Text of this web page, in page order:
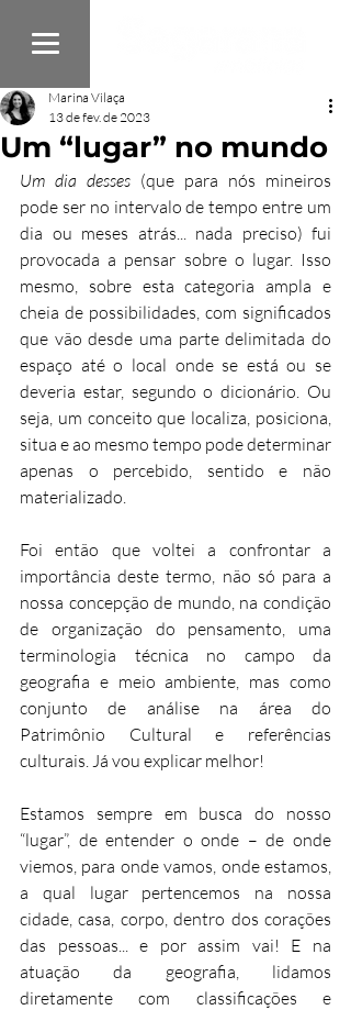
Um “lugar” no mundo
Marina Vilaça
13 de fev. de 2023
Um dia desses (que para nós mineiros
pode ser no intervalo de tempo entre um
dia ou meses atrás... nada preciso) fui
provocada a pensar sobre o lugar. Isso
mesmo, sobre esta categoria ampla e
cheia de possibilidades, com significados
que vão desde uma parte delimitada do
espaço até o local onde se está ou se
deveria estar, segundo o dicionário. Ou
seja, um conceito que localiza, posiciona,
situa e ao mesmo tempo pode determinar
apenas o percebido, sentido e não
materializado.
Foi então que voltei a confrontar a
importância deste termo, não só para a
nossa concepção de mundo, na condição
de organização do pensamento, uma
terminologia técnica no campo da
geografia e meio ambiente, mas como
conjunto de análise na área do
Patrimônio Cultural e referências
culturais. Já vou explicar melhor!
Estamos sempre em busca do nosso
“lugar”, de entender o onde – de onde
viemos, para onde vamos, onde estamos,
a qual lugar pertencemos na nossa
cidade, casa, corpo, dentro dos corações
das pessoas... e por assim vai! E na
atuação da geografia, lidamos
diretamente com classificações e